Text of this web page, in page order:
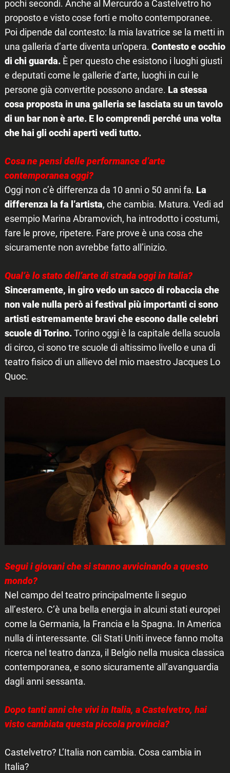
pochi secondi. Anche al Mercurdo a Castelvetro ho
proposto e visto cose forti e molto contemporanee.
Poi dipende dal contesto: la mia lavatrice se la metti in
una galleria d’arte diventa un’opera. Contesto e occhio
di chi guarda. È per questo che esistono i luoghi giusti
e deputati come le gallerie d’arte, luoghi in cui le
persone già convertite possono andare. La stessa
cosa proposta in una galleria se lasciata su un tavolo
di un bar non è arte. E lo comprendi perché una volta
che hai gli occhi aperti vedi tutto.
Cosa ne pensi delle performance d’arte
contemporanea oggi?
Oggi non c’è differenza da 10 anni o 50 anni fa. La
differenza la fa l’artista, che cambia. Matura. Vedi ad
esempio Marina Abramovich, ha introdotto i costumi,
fare le prove, ripetere. Fare prove è una cosa che
sicuramente non avrebbe fatto all’inizio.
Qual’è lo stato dell’arte di strada oggi in Italia?
Sinceramente, in giro vedo un sacco di robaccia che
non vale nulla però ai festival più importanti ci sono
artisti estremamente bravi che escono dalle celebri
scuole di Torino.Torino oggi è la capitale della scuola
di circo, ci sono tre scuole di altissimo livello e una di
teatro fisico di un allievo del mio maestro Jacques Lo
Quoc.
Segui i giovani che si stanno avvicinando a questo
mondo?
Nel campo del teatro principalmente li seguo
all’estero. C’è una bella energia in alcuni stati europei
come la Germania, la Francia e la Spagna. In America
nulla di interessante. Gli Stati Uniti invece fanno molta
ricerca nel teatro danza, il Belgio nella musica classica
contemporanea, e sono sicuramente all’avanguardia
dagli anni sessanta.
Dopo tanti anni che vivi in Italia, a Castelvetro, hai
visto cambiata questa piccola provincia?
Castelvetro? L’Italia non cambia. Cosa cambia in
Italia?